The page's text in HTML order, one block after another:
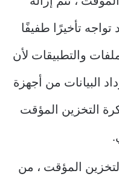
تواجه تأخيرًا طفيفًا
والتطبيقات لأن
البيانات من أجهزة
التخزين المؤقت
المؤقت ، من